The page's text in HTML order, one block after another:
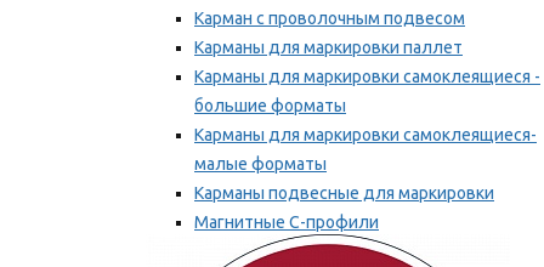
Карман с проволочным подвесом
Карманы для маркировки паллет
Карманы для маркировки самоклеящиеся -
большие форматы
Карманы для маркировки самоклеящиеся-
малые форматы
Карманы подвесные для маркировки
Магнитные С-профили
Напольная маркировка